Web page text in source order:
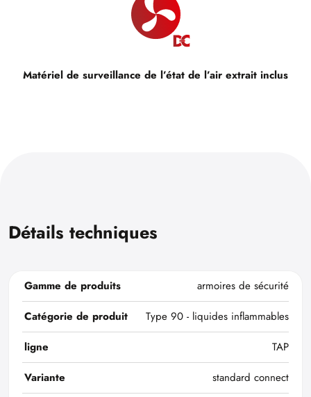
Matériel de surveillance de l’état de l’air extrait inclus
Détails techniques
Gamme de produits
armoires de sécurité
Catégorie de produit
Type 90 - liquides inflammables
ligne
TAP
Variante
standard connect